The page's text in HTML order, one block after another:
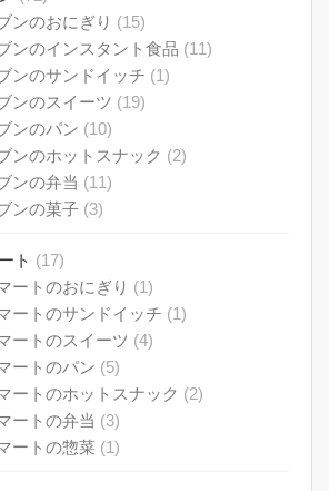
ンのおにぎり (15)
ンのインスタント食品 (11)
ンのサンドイッチ (1)
ンのスイーツ (19)
ンのパン (10)
ンのホットスナック (2)
ンの弁当 (11)
ンの菓子 (3)
ト (17)
ートのおにぎり (1)
ートのサンドイッチ (1)
ートのスイーツ (4)
ートのパン (5)
ートのホットスナック (2)
ートの弁当 (3)
ートの惣菜 (1)